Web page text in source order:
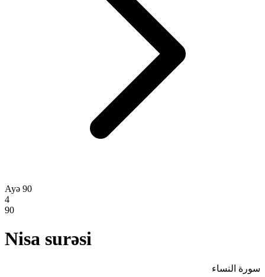
Ayə 90
4
90
Nisa surəsi
سورة النساء